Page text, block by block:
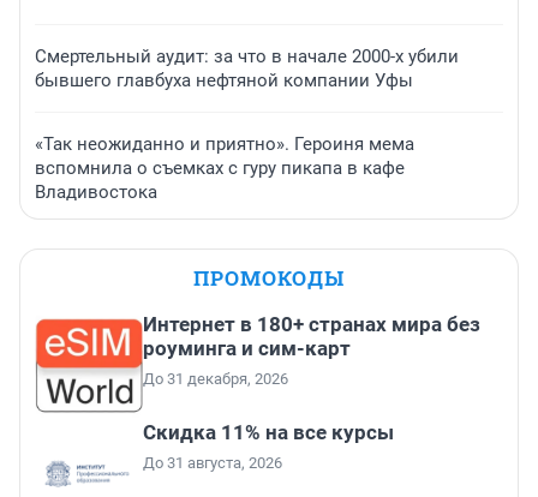
Смертельный аудит: за что в начале 2000-х убили
бывшего главбуха нефтяной компании Уфы
«Так неожиданно и приятно». Героиня мема
вспомнила о съемках с гуру пикапа в кафе
Владивостока
ПРОМОКОДЫ
Интернет в 180+ странах мира без
роуминга и сим-карт
До 31 декабря, 2026
Скидка 11% на все курсы
До 31 августа, 2026